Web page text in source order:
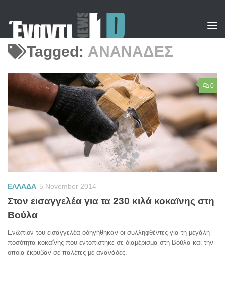
Tagged: ΑΝΑΝΑΔΕΣ
0
ΕΛΛΑΔΑ 5 November 2014
Στον εισαγγελέα για τα 230 κιλά κοκαϊνης στη
Βούλα
Ενώπιον του εισαγγελέα οδηγήθηκαν οι συλληφθέντες για τη μεγάλη
ποσότητα κοκαΐνης που εντοπίστηκε σε διαμέρισμα στη Βούλα και την
οποία έκρυβαν σε παλέτες με ανανάδες.